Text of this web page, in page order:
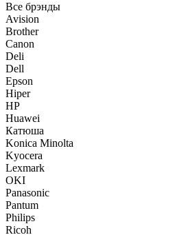
Все брэнды
Avision
Brother
Canon
Deli
Dell
Epson
Hiper
HP
Huawei
Катюша
Konica Minolta
Kyocera
Lexmark
OKI
Panasonic
Pantum
Philips
Ricoh